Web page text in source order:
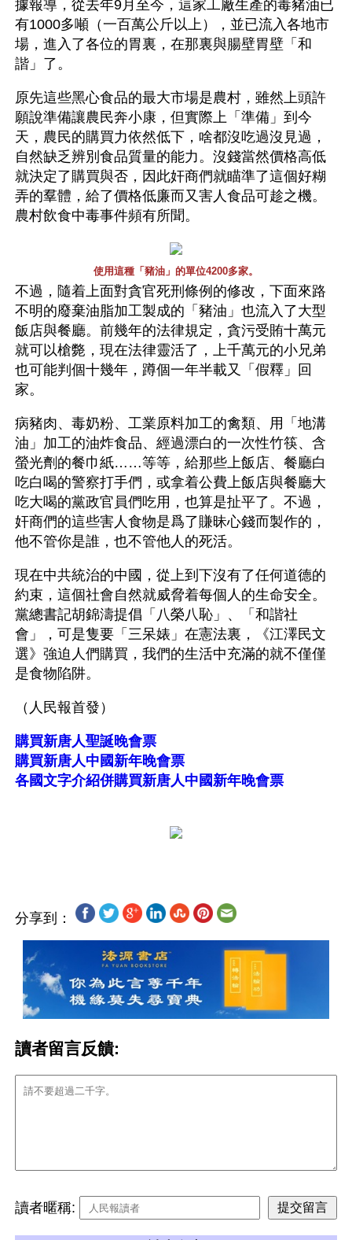
據報導，從去年9月至今，這家工廠生產的毒豬油已
有1000多噸（一百萬公斤以上），並已流入各地市
場，進入了各位的胃裏，在那裏與腸壁胃壁「和
諧」了。
原先這些黑心食品的最大市場是農村，雖然上頭許
願說準備讓農民奔小康，但實際上「準備」到今
天，農民的購買力依然低下，啥都沒吃過沒見過，
自然缺乏辨別食品質量的能力。沒錢當然價格高低
就決定了購買與否，因此奸商們就瞄準了這個好糊
弄的羣體，給了價格低廉而又害人食品可趁之機。
農村飲食中毒事件頻有所聞。
使用這種「豬油」的單位4200多家。
不過，隨着上面對貪官死刑條例的修改，下面來路
不明的廢棄油脂加工製成的「豬油」也流入了大型
飯店與餐廳。前幾年的法律規定，貪污受賄十萬元
就可以槍斃，現在法律靈活了，上千萬元的小兄弟
也可能判個十幾年，蹲個一年半載又「假釋」回
家。
病豬肉、毒奶粉、工業原料加工的禽類、用「地溝
油」加工的油炸食品、經過漂白的一次性竹筷、含
螢光劑的餐巾紙……等等，給那些上飯店、餐廳白
吃白喝的警察打手們，或拿着公費上飯店與餐廳大
吃大喝的黨政官員們吃用，也算是扯平了。不過，
奸商們的這些害人食物是爲了賺昧心錢而製作的，
他不管你是誰，也不管他人的死活。
現在中共統治的中國，從上到下沒有了任何道德的
約束，這個社會自然就威脅着每個人的生命安全。
黨總書記胡錦濤提倡「八榮八恥」、「和諧社
會」，可是隻要「三呆婊」在憲法裏，《江澤民文
選》強迫人們購買，我們的生活中充滿的就不僅僅
是食物陷阱。
（人民報首發）
購買新唐人聖誕晚會票
購買新唐人中國新年晚會票
各國文字介紹併購買新唐人中國新年晚會票
分享到：
讀者留言反饋:
讀者暱稱: